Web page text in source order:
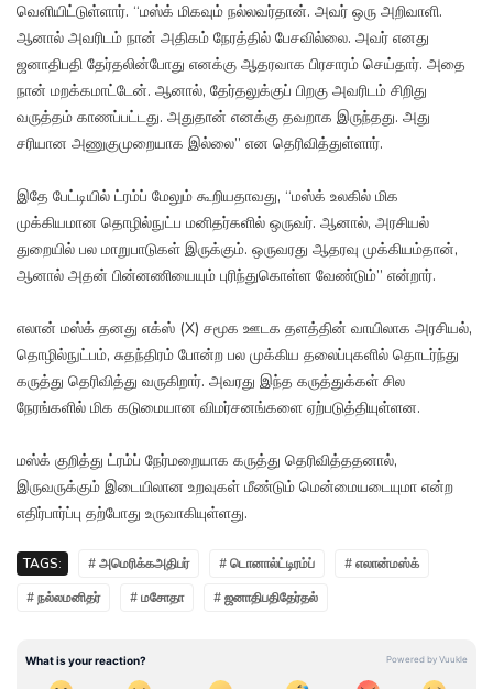
வெளியிட்டுள்ளார். “மஸ்க் மிகவும் நல்லவர்தான். அவர் ஒரு அறிவாளி.
ஆனால் அவரிடம் நான் அதிகம் நேரத்தில் பேசவில்லை. அவர் எனது
ஜனாதிபதி தேர்தலின்போது எனக்கு ஆதரவாக பிரசாரம் செய்தார். அதை
நான் மறக்கமாட்டேன். ஆனால், தேர்தலுக்குப் பிறகு அவரிடம் சிறிது
வருத்தம் காணப்பட்டது. அதுதான் எனக்கு தவறாக இருந்தது. அது
சரியான அணுகுமுறையாக இல்லை” என தெரிவித்துள்ளார்.
இதே பேட்டியில் ட்ரம்ப் மேலும் கூறியதாவது, “மஸ்க் உலகில் மிக
முக்கியமான தொழில்நுட்ப மனிதர்களில் ஒருவர். ஆனால், அரசியல்
துறையில் பல மாறுபாடுகள் இருக்கும். ஒருவரது ஆதரவு முக்கியம்தான்,
ஆனால் அதன் பின்னணியையும் புரிந்துகொள்ள வேண்டும்” என்றார்.
எலான் மஸ்க் தனது எக்ஸ் (X) சமூக ஊடக தளத்தின் வாயிலாக அரசியல்,
தொழில்நுட்பம், சுதந்திரம் போன்ற பல முக்கிய தலைப்புகளில் தொடர்ந்து
கருத்து தெரிவித்து வருகிறார். அவரது இந்த கருத்துக்கள் சில
நேரங்களில் மிக கடுமையான விமர்சனங்களை ஏற்படுத்தியுள்ளன.
மஸ்க் குறித்து ட்ரம்ப் நேர்மறையாக கருத்து தெரிவித்ததனால்,
இருவருக்கும் இடையிலான உறவுகள் மீண்டும் மென்மையடையுமா என்ற
எதிர்பார்ப்பு தற்போது உருவாகியுள்ளது.
TAGS: # அமெரிக்கஅதிபர் # டொனால்ட்டிரம்ப்
# எலான்மஸ்க்
# நல்லமனிதர்
# மசோதா # ஜனாதிபதிதேர்தல்